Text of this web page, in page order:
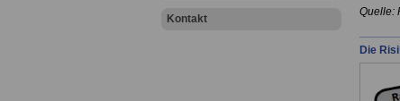
Kontakt
Quelle:
Die